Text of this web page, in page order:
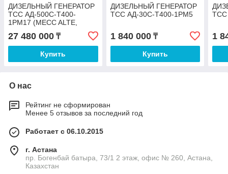
ДИЗЕЛЬНЫЙ ГЕНЕРАТОР
ТСС АД-500С-Т400-
1РМ17 (MECC ALTE,
27 480 000 ₸
Купить
ДИЗЕЛЬНЫЙ ГЕНЕРАТОР
ТСС АД-30С-Т400-1РМ5
1 840 000₸
Купить
ТСС
1
О нас
Рейтинг не сформирован
Менее 5 отзывов за последний год
Работает с 06.10.2015
г. Астана
пр. Богенбай батыра, 73/1 2 этаж, офис № 260, Астана,
Казахстан